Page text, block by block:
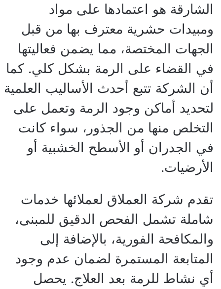
الشارقة هو اعتمادها على مواد
ومبيدات حشرية معترف بها من قبل
الجهات المختصة، مما يضمن فعاليتها
في القضاء على الرمة بشكل كلي. كما
أن الشركة تتبع أحدث الأساليب العلمية
لتحديد أماكن وجود الرمة وتعمل على
التخلص منها من الجذور، سواء كانت
في الجدران أو الأسطح الخشبية أو
الأرضيات.
تقدم شركة العملاق لعملائها خدمات
شاملة تشمل الفحص الدقيق للمبنى،
والمكافحة الفورية، بالإضافة إلى
المتابعة المستمرة لضمان عدم وجود
أي نشاط للرمة بعد العلاج. يحصل